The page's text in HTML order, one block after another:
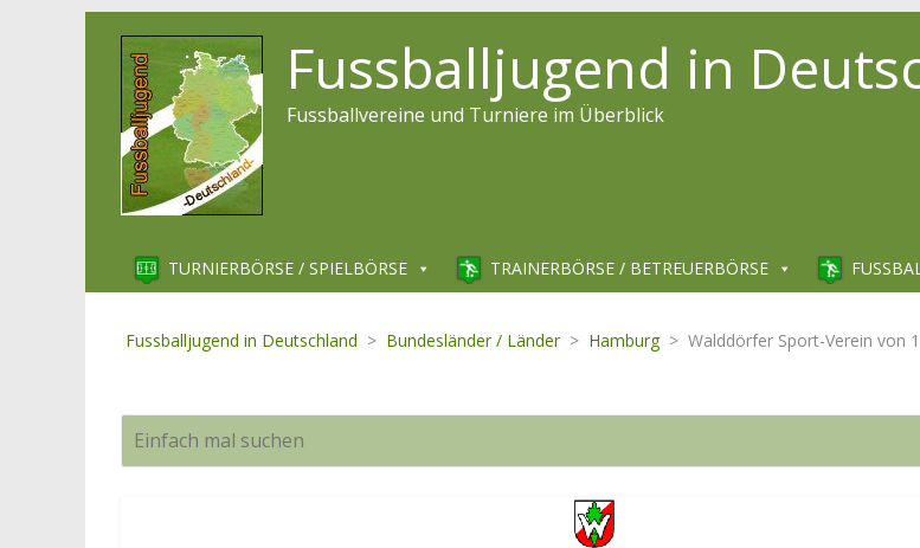
Fussballjugend in
Fussballvereine und Turniere im Überblick
TURNIERBÖRSE / SPIELBÖRSE TRAINERBÖRSE / BETREUERBÖRSE
Fussballjugend in Deutschland > Bundesländer / Länder > Hamburg > Walddörfer Sport-Verein von